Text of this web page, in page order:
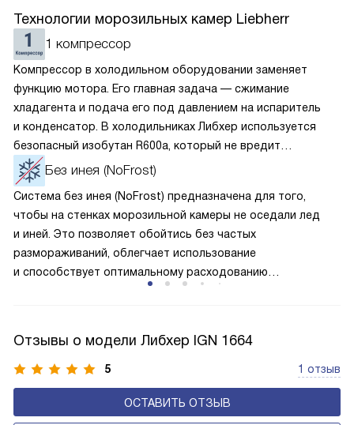
Технологии морозильных камер Liebherr
1 компрессор
Компрессор в холодильном оборудовании заменяет
функцию мотора. Его главная задача — сжимание
хладагента и подача его под давлением на испаритель
и конденсатор. В холодильниках Либхер используется
безопасный изобутан R600a, который не вредит
окружающей среде. Компрессор перегоняет его
по охладительному контуру по принципу насоса. Чем
лучше работает «мотор» прибора, тем качественнее
и быстрее происходит охлаждение, затрачивается
меньше электроэнергии.
Без инея (NoFrost)
Система без инея (NoFrost) предназначена для того,
чтобы на стенках морозильной камеры не оседали лед
и иней. Это позволяет обойтись без частых
размораживаний, облегчает использование
и способствует оптимальному расходованию
камеры.
Отзывы о модели Либхер IGN 1664
5 1 отзыв
ОСТАВИТЬ ОТЗЫВ